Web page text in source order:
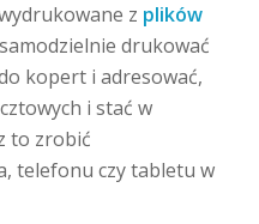
z plików
drukować
kopert i adresować,
i stać w
to zrobić
telefonu czy tabletu w